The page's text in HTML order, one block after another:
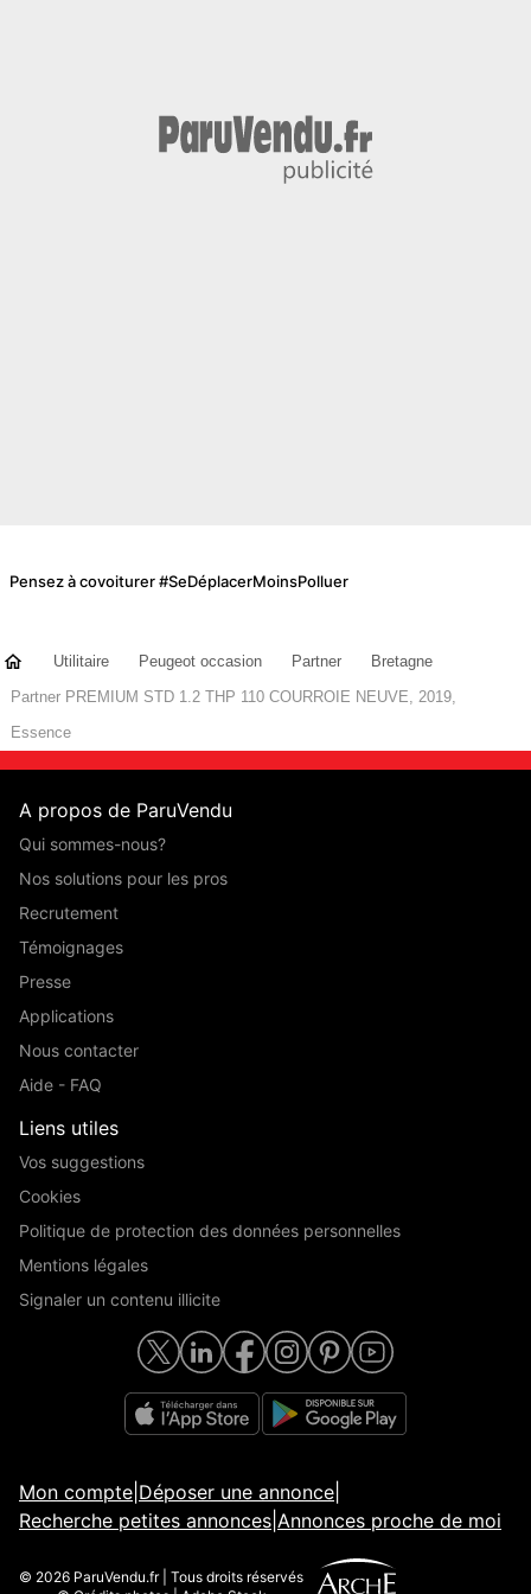
Pensez à covoiturer #SeDéplacerMoinsPolluer
Utilitaire Peugeot occasion Partner
Bretagne
Partner PREMIUM STD 1.2 THP 110 COURROIE NEUVE, 2019,
Essence
A propos de ParuVendu
Qui sommes-nous?
Nos solutions pour les pros
Recrutement
Témoignages
Presse
Applications
Nous contacter
Aide - FAQ
Liens utiles
Vos suggestions
Cookies
Politique de protection des données personnelles
Mentions légales
Signaler un contenu illicite
Mon compte Déposer une annonce
Recherche petites annonces Annonces proche de moi
© 2026 ParuVendu.fr | Tous droits réservés